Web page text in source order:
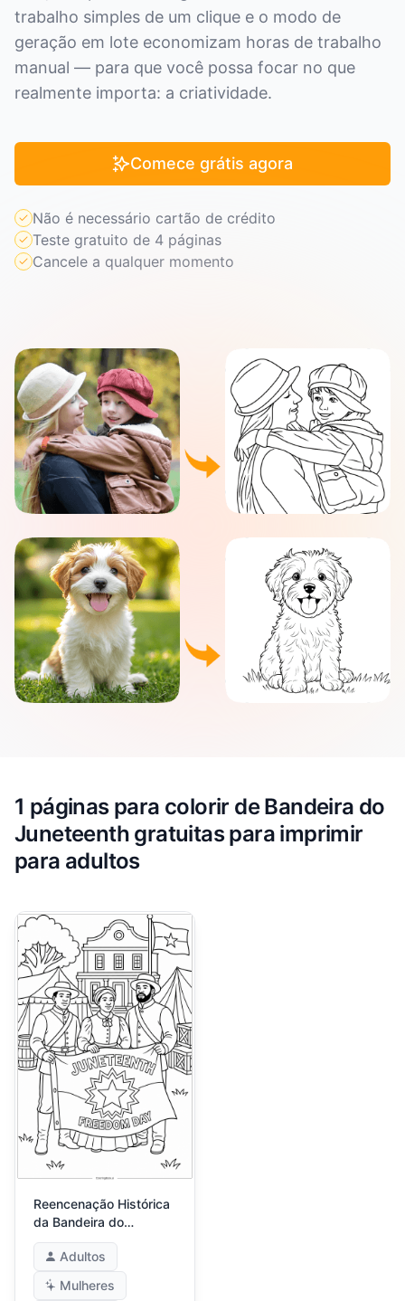
trabalho simples de um clique e o modo de
geração em lote economizam horas de trabalho
manual — para que você possa focar no que
realmente importa: a criatividade.
Comece grátis agora
Não é necessário cartão de crédito
Teste gratuito de 4 páginas
Cancele a qualquer momento
1 páginas para colorir de Bandeira do
Juneteenth gratuitas para imprimir
para adultos
Reencenação Histórica
da Bandeira do
Juneteenth
Adultos
Mulheres